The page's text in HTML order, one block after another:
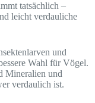
tatsächlich –
leicht verdauliche
und
Wahl für Vögel.
Mineralien und
verdaulich ist.